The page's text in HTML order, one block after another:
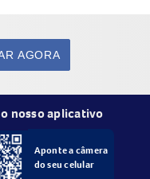
AGORA
o nosso aplicativo
Aponte a câmera
do seu celular